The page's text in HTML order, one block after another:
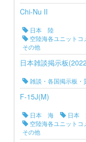
Chi-Nu II
日本 陸
空陸海各ユニットコ
その他
日本雑談掲示板
雑談・各国掲示板・
F-15J(M)
日本 海
日本
空陸海各ユニットコ
その他